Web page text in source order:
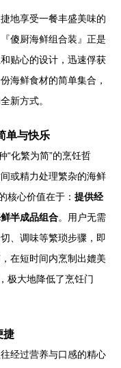
地享受一餐丰盛美味的
傻厨海鲜组合装』正是
贴心的设计，迅速俘获
海鲜食材的简单集合，
新方式。
单与快乐
“化繁为简”的烹饪哲
或精力处理繁杂的海鲜
核心价值在于： 提供经
半成品组合。用户无需
、调味等繁琐步骤，即
在短时间内烹制出媲美
极大地降低了烹饪门
捷
经过营养与口感的精心